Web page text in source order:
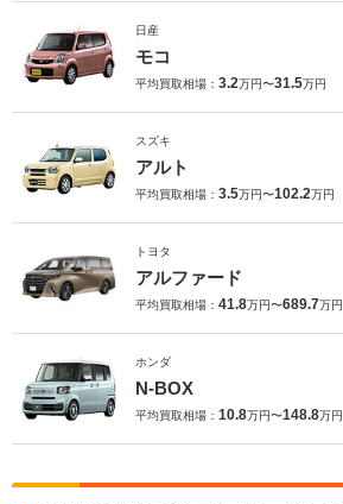
日産
モコ
平均買取相場： 3.2万円〜31.5万円
スズキ
アルト
平均買取相場： 3.5万円〜102.2万円
トヨタ
アルファード
平均買取相場： 41.8万円〜689.7万円
ホンダ
N-BOX
平均買取相場： 10.8万円〜148.8万円